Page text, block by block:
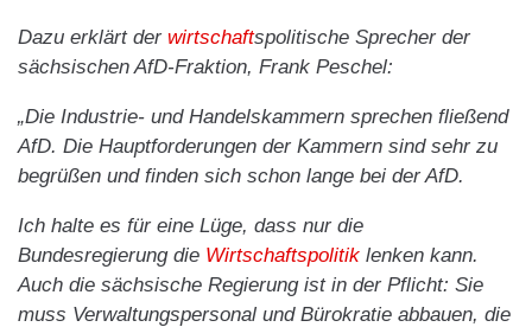
Dazu erklärt der wirtschaftspolitische Sprecher der
sächsischen AfD-Fraktion, Frank Peschel:
„Die Industrie- und Handelskammern sprechen fließend
AfD. Die Hauptforderungen der Kammern sind sehr zu
begrüßen und finden sich schon lange bei der AfD.
Ich halte es für eine Lüge, dass nur die
Bundesregierung die Wirtschaftspolitik lenken kann.
Auch die sächsische Regierung ist in der Pflicht: Sie
muss Verwaltungspersonal und Bürokratie abbauen, die